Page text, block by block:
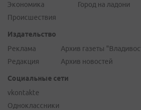
Экономика
Происшествия
Город на ладони
Издательство
Реклама
Редакция
Архив газеты
Архив новостей
Социальные сети
vkontakte
Одноклассники